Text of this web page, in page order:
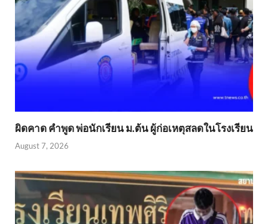
ผิดคาด คำพูด พ่อนักเรียน ม.ต้น ผู้ก่อเหตุสลดในโรงเรียน
August 7, 2026